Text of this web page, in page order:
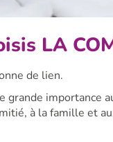
LA
de lien.
grande importance
à la famille et